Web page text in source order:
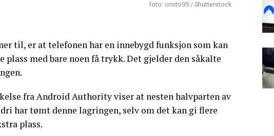
foto: cristo95 / Shutterstock
til, er at telefonen har en innebygd funksjon som kan
plass med bare noen få trykk. Det gjelder den såkalte
fra Android Authority viser at nesten halvparten av
har tømt denne lagringen, selv om det kan gi flere
plass.